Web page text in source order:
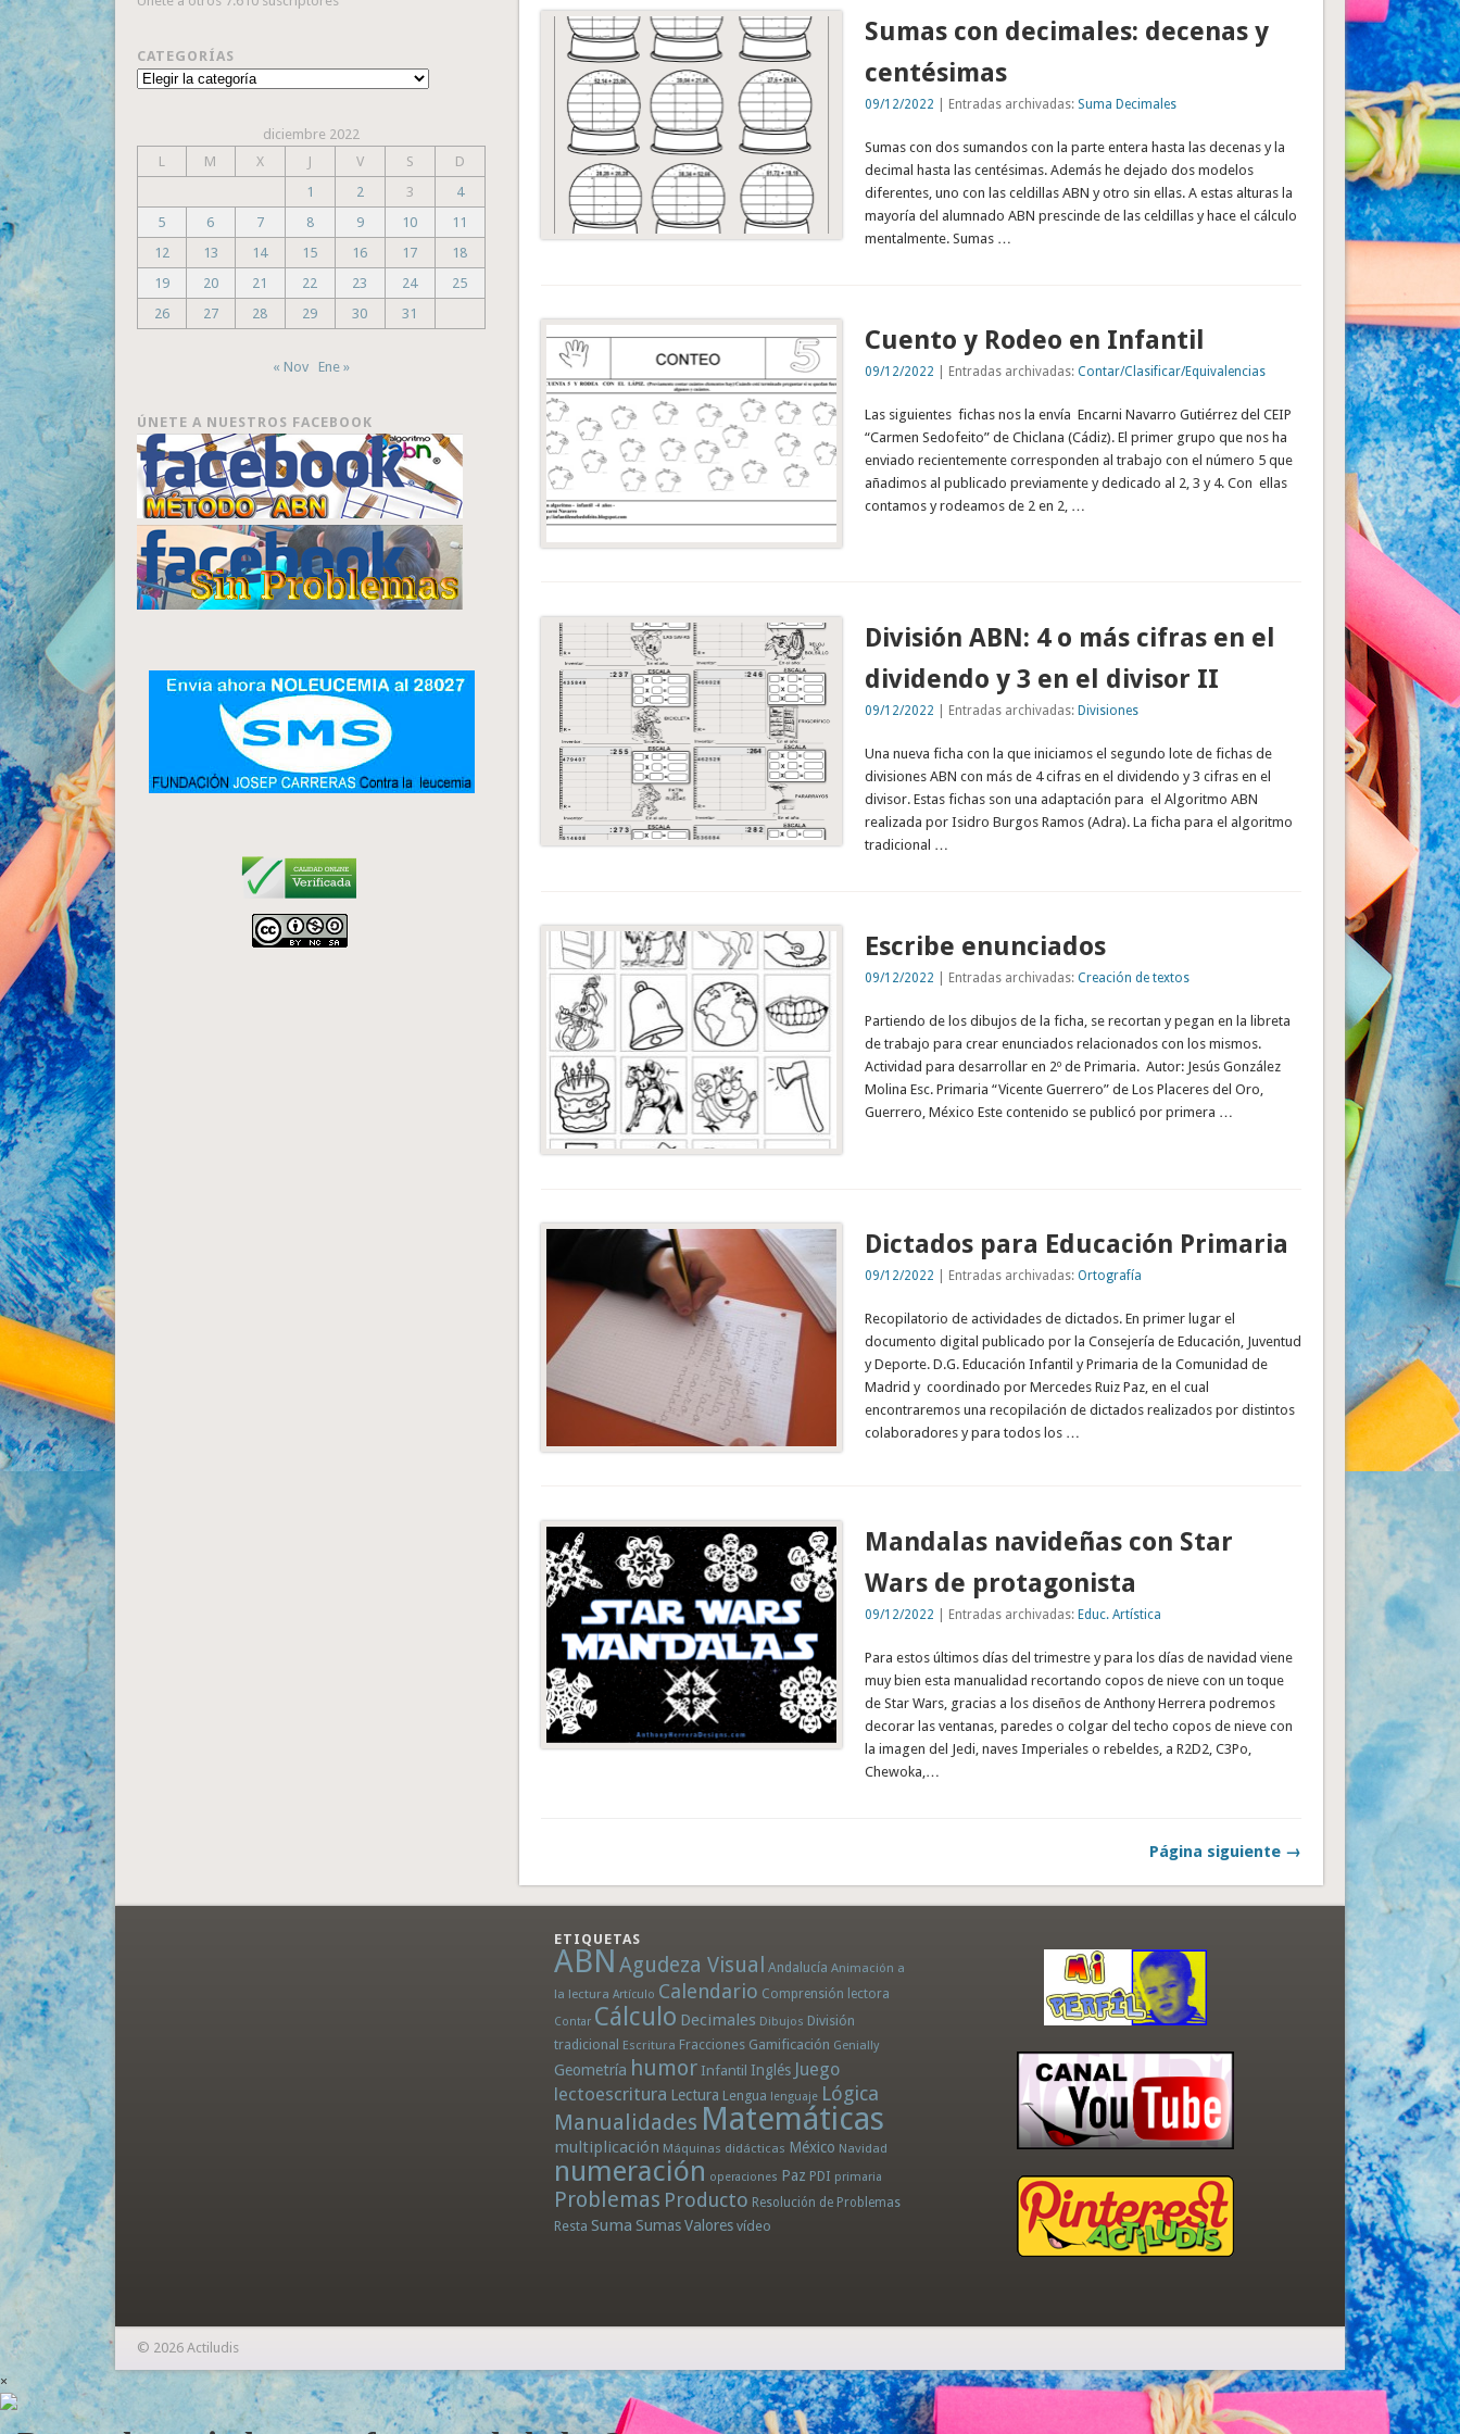
Sumas con decimales: decenas y
centésimas
09/12/2022 | Entradas archivadas: Suma Decimales
Sumas con dos sumandos con la parte entera hasta las decenas y la
decimal hasta las centésimas. Además he dejado dos modelos
diferentes, uno con las celdillas ABN y otro sin ellas. A estas alturas la
mayoría del alumnado ABN prescinde de las celdillas y hace el cálculo
mentalmente. Sumas …
Cuento y Rodeo en Infantil
09/12/2022 | Entradas archivadas: Contar/Clasificar/Equivalencias
Las siguientes fichas nos la envía Encarni Navarro Gutiérrez del CEIP
“Carmen Sedofeito” de Chiclana (Cádiz). El primer grupo que nos ha
enviado recientemente corresponden al trabajo con el número 5 que
añadimos al publicado previamente y dedicado al 2, 3 y 4. Con ellas
contamos y rodeamos de 2 en 2, …
División ABN: 4 o más cifras en el
dividendo y 3 en el divisor II
09/12/2022 | Entradas archivadas: Divisiones
Una nueva ficha con la que iniciamos el segundo lote de fichas de
divisiones ABN con más de 4 cifras en el dividendo y 3 cifras en el
divisor. Estas fichas son una adaptación para el Algoritmo ABN
realizada por Isidro Burgos Ramos (Adra). La ficha para el algoritmo
tradicional …
Escribe enunciados
09/12/2022 | Entradas archivadas: Creación de textos
Partiendo de los dibujos de la ficha, se recortan y pegan en la libreta
de trabajo para crear enunciados relacionados con los mismos.
Actividad para desarrollar en 2º de Primaria. Autor: Jesús González
Molina Esc. Primaria “Vicente Guerrero” de Los Placeres del Oro,
Guerrero, México Este contenido se publicó por primera …
Dictados para Educación Primaria
09/12/2022 | Entradas archivadas: Ortografía
Recopilatorio de actividades de dictados. En primer lugar el
documento digital publicado por la Consejería de Educación, Juventud
y Deporte. D.G. Educación Infantil y Primaria de la Comunidad de
Madrid y coordinado por Mercedes Ruiz Paz, en el cual
encontraremos una recopilación de dictados realizados por distintos
colaboradores y para todos los …
Mandalas navideñas con Star
Wars de protagonista
09/12/2022 | Entradas archivadas: Educ. Artística
Para estos últimos días del trimestre y para los días de navidad viene
muy bien esta manualidad recortando copos de nieve con un toque
de Star Wars, gracias a los diseños de Anthony Herrera podremos
decorar las ventanas, paredes o colgar del techo copos de nieve con
la imagen del Jedi, naves Imperiales o rebeldes, a R2D2, C3Po,
Chewoka,…
Página siguiente →
CATEGORÍAS
Categorías
diciembre 2022
L
M X J V S
D
1
2 3
4
5
6 7 8 9 10
11
12
13 14 15 16 17
18
19
20 21 22 23 24
25
26
27 28 29 30 31
« Nov Ene »
ÚNETE A NUESTROS FACEBOOK
ETIQUETAS
ABN Agudeza Visual Andalucía Animación a
la lectura Artículo Calendario Comprensión lectora
Contar Cálculo Decimales Dibujos División
tradicional Escritura Fracciones Gamificación Genially
Geometría humor Infantil Inglés Juego
lectoescritura Lectura Lengua lenguaje Lógica
Manualidades Matemáticas
multiplicación Máquinas didácticas México Navidad
numeración operaciones Paz PDI primaria
Problemas Producto Resolución de Problemas
Resta Suma SumasValores vídeo
© 2026 Actiludis
×